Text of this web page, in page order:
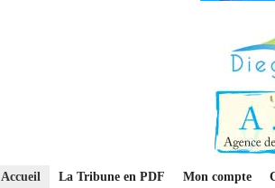
Accueil La Tribune en PDF Mon compte